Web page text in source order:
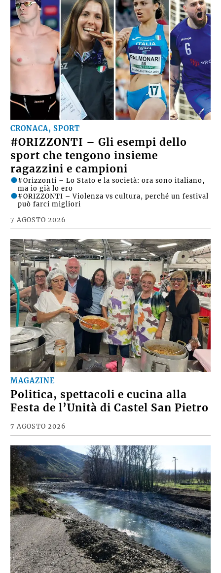
CRONACA, SPORT
#ORIZZONTI – Gli esempi dello
sport che tengono insieme
ragazzini e campioni
7 AGOSTO 2026
#Orizzonti – Lo Stato e la società: ora sono italiano,
ma io già lo ero
#ORIZZONTI – Violenza vs cultura, perché un festival
può farci migliori
MAGAZINE
Politica, spettacoli e cucina alla
Festa de l’Unità di Castel San Pietro
7 AGOSTO 2026